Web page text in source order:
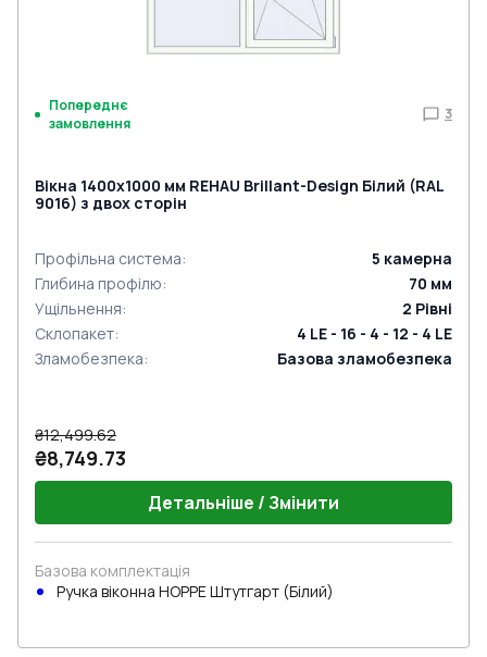
Попереднє
замовлення
3
Вікна 1400x1000 мм REHAU Brillant-Design Білий (RAL
9016) з двох сторін
Профільна система: 5 камерна
Глибина профілю: 70 мм
Ущільнення: 2 Рівні
Склопакет:
4 LE - 16 - 4 - 12 - 4 LE
Зламобезпека: Базова зламобезпека
₴12,499.62
₴8,749.73
Детальніше / Змінити
Базова комплектація
Ручка віконна HOPPE Штутгарт (Білий)